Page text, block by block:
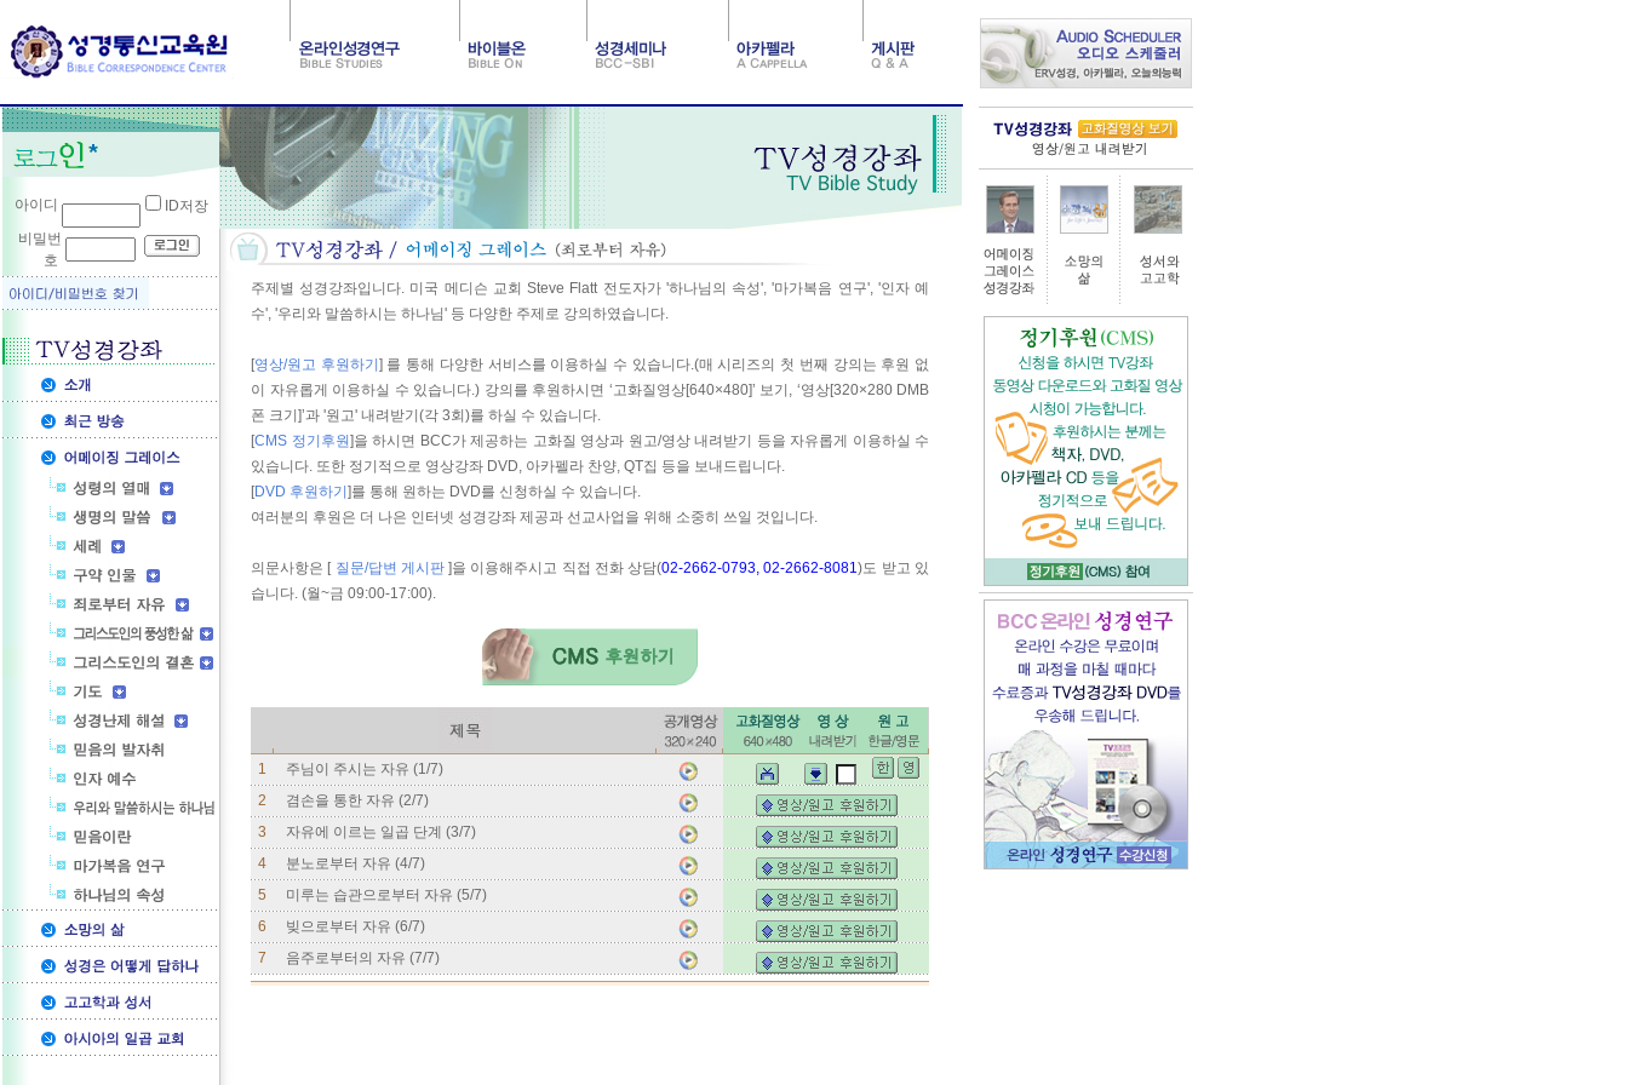
아이디
ID저장
비밀번
호
주제별 성경강좌입니다. 미국 메디슨 교회 Steve Flatt 전도자가 '하나님의 속성', '마가복음 연구', '인자 예
수', '우리와 말씀하시는 하나님' 등 다양한 주제로 강의하였습니다.
[영상/원고 후원하기 ] 를 통해 다양한 서비스를 이용하실 수 있습니다.(매 시리즈의 첫 번째 강의는 후원 없
이 자유롭게 이용하실 수 있습니다.) 강의를 후원하시면 ‘고화질영상[640×480]’ 보기, ‘영상[320×280 DMB
폰 크기]’과 '원고' 내려받기(각 3회)를 하실 수 있습니다.
[CMS 정기후원]을 하시면 BCC가 제공하는 고화질 영상과 원고/영상 내려받기 등을 자유롭게 이용하실 수
있습니다. 또한 정기적으로 영상강좌 DVD, 아카펠라 찬양, QT집 등을 보내드립니다.
[DVD 후원하기 ]를 통해 원하는 DVD를 신청하실 수 있습니다.
여러분의 후원은 더 나은 인터넷 성경강좌 제공과 선교사업을 위해 소중히 쓰일 것입니다.
의문사항은 [ 질문/답변 게시판]을 이용해주시고 직접 전화 상담(02-2662-0793, 02-2662-8081)도 받고 있
습니다. (월~금 09:00-17:00).
1
주님이 주시는 자유 (1/7)
2
겸손을 통한 자유 (2/7)
3
자유에 이르는 일곱 단계 (3/7)
4
분노로부터 자유 (4/7)
5
미루는 습관으로부터 자유 (5/7)
6
빚으로부터 자유 (6/7)
7
음주로부터의 자유 (7/7)